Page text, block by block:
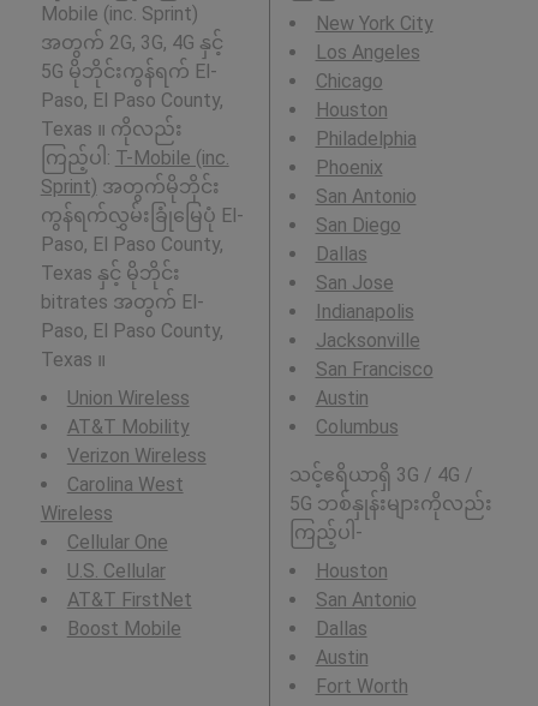
Mobile (inc. Sprint)
အတွက် 2G, 3G, 4G နှင့်
5G မိုဘိုင်းကွန်ရက် El-
Paso, El Paso County,
Texas ။ ကိုလည်း
ကြည့်ပါ: T-Mobile (inc.
Sprint) အတွက်မိုဘိုင်း
ကွန်ရက်လွှမ်းခြုံမြေပုံ El-
Paso, El Paso County,
Texas နှင့် မိုဘိုင်း
bitrates အတွက် El-
Paso, El Paso County,
Texas ။
Union Wireless
AT&T Mobility
Verizon Wireless
Carolina West
Wireless
Cellular One
U.S. Cellular
AT&T FirstNet
Boost Mobile
New York City
Los Angeles
Chicago
Houston
Philadelphia
Phoenix
San Antonio
San Diego
Dallas
San Jose
Indianapolis
Jacksonville
San Francisco
Austin
Columbus
သင့်ဧရိယာရှိ 3G / 4G /
5G ဘစ်နှုန်းများကိုလည်း
ကြည့်ပါ-
Houston
San Antonio
Dallas
Austin
Fort Worth